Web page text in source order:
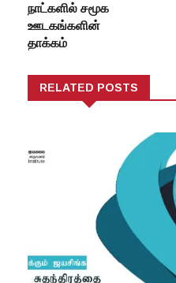
நாட்களில் சமூக
ஊடகங்களின்
தாக்கம்
RELATED POSTS